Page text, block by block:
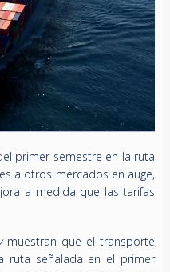
primer semestre en la ruta
a otros mercados en auge,
a medida que las tarifas
muestran que el transporte
ruta señalada en el primer